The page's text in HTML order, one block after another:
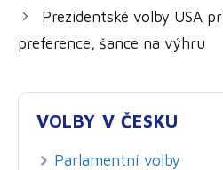
Prezidentské volby USA
preference, šance na výhru
VOLBY V ČESKU
Parlamentní volby